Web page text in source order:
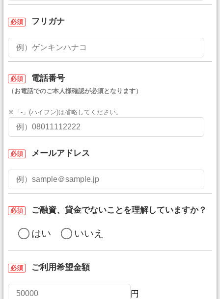
必須 フリガナ
必須 電話番号
（お電話でのご本人様確認が必須となります）
※「-」(ハイフン)は省略してください。
必須 メールアドレス
必須 ご融資、貸金でないことを理解していますか？
はい いいえ
必須 ご利用希望金額
円